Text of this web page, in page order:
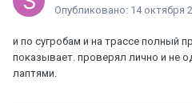
Опубликовано: 14 октября
и по сугробам и на трассе полный
показывает. проверял лично и не
лаптями.